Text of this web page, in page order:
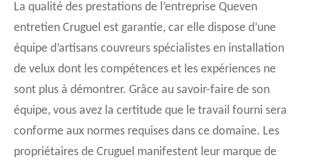
La qualité des prestations de l’entreprise Queven
entretien Cruguel est garantie, car elle dispose d’une
équipe d’artisans couvreurs spécialistes en installation
de velux dont les compétences et les expériences ne
sont plus à démontrer. Grâce au savoir-faire de son
équipe, vous avez la certitude que le travail fourni sera
conforme aux normes requises dans ce domaine. Les
propriétaires de Cruguel manifestent leur marque de